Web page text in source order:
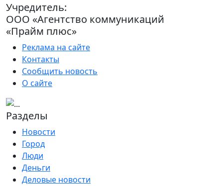
Учредитель:
ООО «Агентство коммуникаций
«Прайм плюс»
Реклама на сайте
Контакты
Сообщить новость
О сайте
Разделы
Новости
Город
Люди
Деньги
Деловые новости